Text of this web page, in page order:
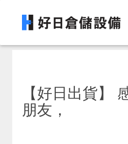
【好日出貨】
朋友，